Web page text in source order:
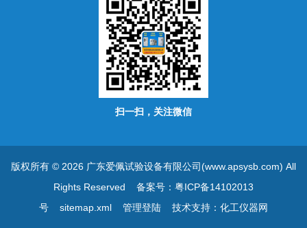
扫一扫，关注微信
版权所有 © 2026 广东爱佩试验设备有限公司(www.apsysb.com) All
Rights Reserved 备案号：粤ICP备14102013
号
sitemap.xml 管理登陆技术支持： 化工仪器网